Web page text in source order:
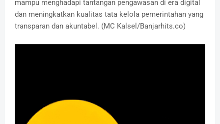
mampu menghadapi tantangan pengawasan di era digital
dan meningkatkan kualitas tata kelola pemerintahan yang
transparan dan akuntabel. (MC Kalsel/Banjarhits.co)